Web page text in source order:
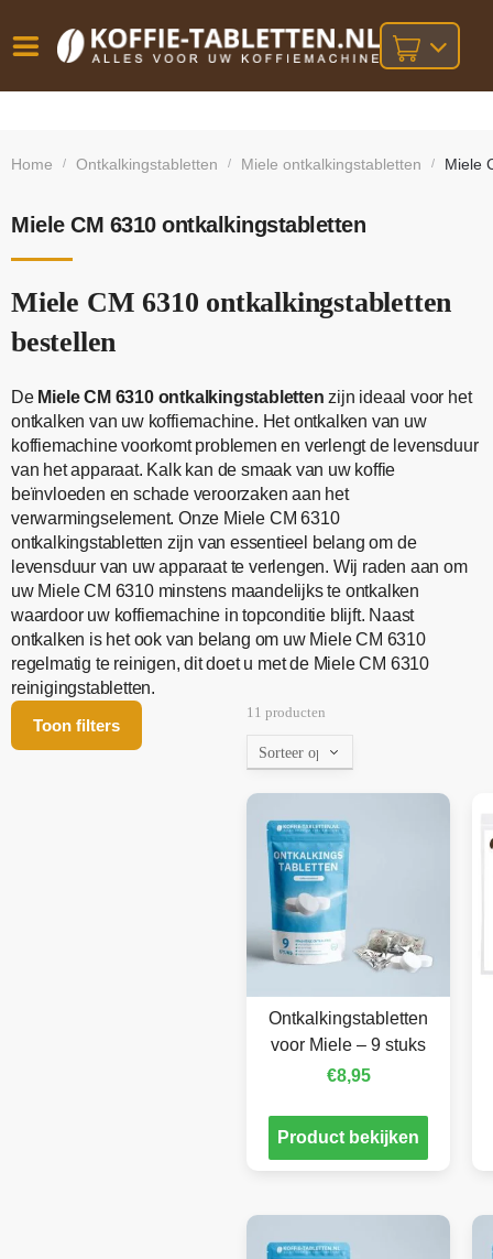
besteld,
bij orders
Home / Ontkalkingstabletten / Miele ontkalkingstabletten / Miele
Miele CM 6310 ontkalkingstabletten
Miele CM 6310 ontkalkingstabletten
bestellen
De Miele CM 6310 ontkalkingstabletten zijn ideaal voor het
ontkalken van uw koffiemachine. Het ontkalken van uw
koffiemachine voorkomt problemen en verlengt de levensduur
van het apparaat. Kalk kan de smaak van uw koffie
beïnvloeden en schade veroorzaken aan het
verwarmingselement. Onze Miele CM 6310
ontkalkingstabletten zijn van essentieel belang om de
levensduur van uw apparaat te verlengen. Wij raden aan om
uw Miele CM 6310 minstens maandelijks te ontkalken
waardoor uw koffiemachine in topconditie blijft. Naast
ontkalken is het ook van belang om uw Miele CM 6310
regelmatig te reinigen, dit doet u met de Miele CM 6310
reinigingstabletten.
Toon filters
11 producten
Ontkalkingstabletten
voor Miele – 9 stuks
€8,95
Product bekijken